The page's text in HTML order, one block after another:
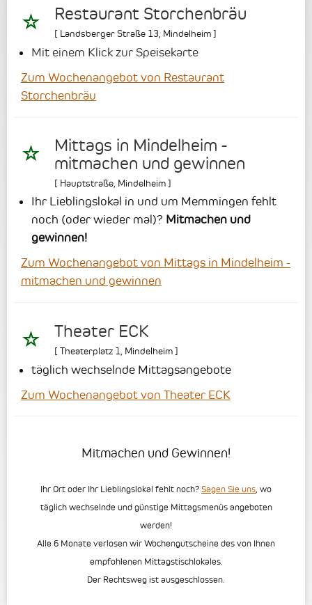
Restaurant Storchenbräu
[ Landsberger Straße 13 Mindelheim]
Mit einem Klick zur Speisekarte
Zum Wochenangebot von Restaurant
Storchenbräu
Mittags in Mindelheim -
mitmachen und gewinnen
[ Hauptstraße, Mindelheim]
Ihr Lieblingslokal in und um Memmingen fehlt
noch (oder wieder mal)? Mitmachen und
gewinnen!
Zum Wochenangebot von Mittags in Mindelheim -
mitmachen und gewinnen
Theater ECK
[ Theaterplatz 1 Mindelheim]
täglich wechselnde Mittagsangebote
Zum Wochenangebot von Theater ECK
Mitmachen und Gewinnen!
Ihr Ort oder Ihr Lieblingslokal fehlt noch? Sagen Sie uns, wo
täglich wechselnde und günstige Mittagsmenüs angeboten
werden!
Alle 6 Monate verlosen wir Wochengutscheine des von Ihnen
empfohlenen Mittagstischlokales.
Der Rechtsweg ist ausgeschlossen.